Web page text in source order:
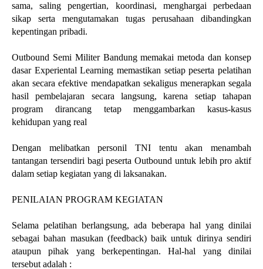
sama, saling pengertian, koordinasi, menghargai perbedaan
sikap serta mengutamakan tugas perusahaan dibandingkan
kepentingan pribadi.
Outbound Semi Militer Bandung memakai metoda dan konsep
dasar Experiental Learning memastikan setiap peserta pelatihan
akan secara efektive mendapatkan sekaligus menerapkan segala
hasil pembelajaran secara langsung, karena setiap tahapan
program dirancang tetap menggambarkan kasus-kasus
kehidupan yang real
Dengan melibatkan personil TNI tentu akan menambah
tantangan tersendiri bagi peserta Outbound untuk lebih pro aktif
dalam setiap kegiatan yang di laksanakan.
PENILAIAN PROGRAM KEGIATAN
Selama pelatihan berlangsung, ada beberapa hal yang dinilai
sebagai bahan masukan (feedback) baik untuk dirinya sendiri
ataupun pihak yang berkepentingan. Hal-hal yang dinilai
tersebut adalah :